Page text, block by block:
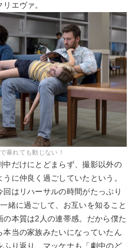
エヴァ。
暴れても動じない！
中だけにとどまらず、撮影以外の
に仲良く過ごしていたという。
回はリハーサルの時間がたっぷり
緒に過ごして、お互いを知ること
の本質は2人の連帯感。だから僕た
本当の家族みたいになっていたん
ふり返り、マッケナも「劇中のど